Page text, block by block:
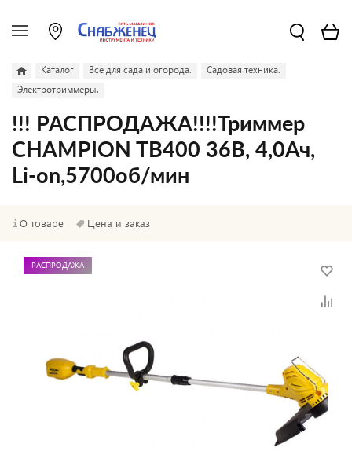
Каталог Все для сада и огорода.
Садовая техника.
Электротриммеры.
!!! РАСПРОДАЖА!!!!Триммер
CHAMPION TB400 36В, 4,0Ач,
Li-on,5700об/мин
О товаре Цена и заказ
РАСПРОДАЖА